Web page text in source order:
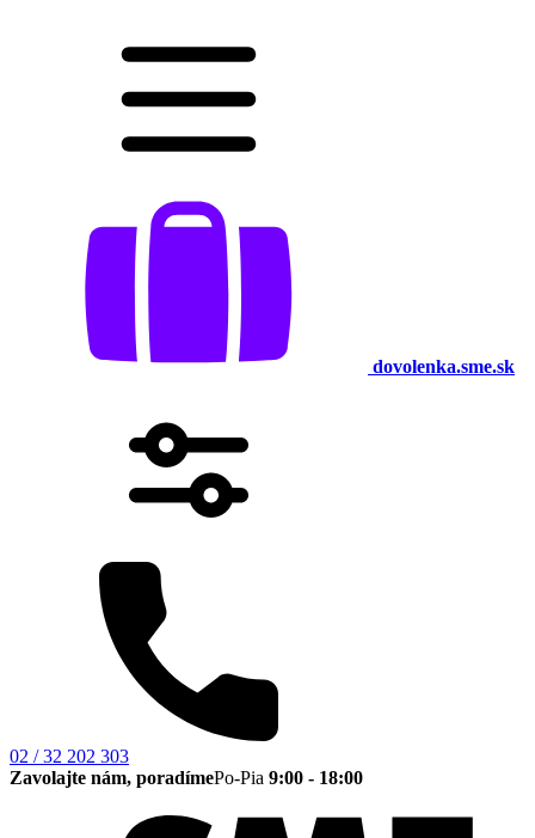
dovolenka.sme.sk
02 / 32 202 303
Zavolajte nám, poradímePo-Pia 9:00 - 18:00